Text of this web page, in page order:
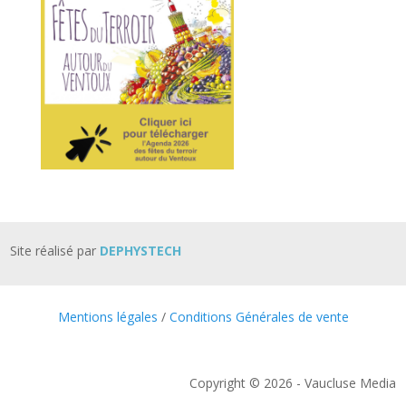
Site réalisé par DEPHYSTECH
Mentions légales / Conditions Générales de vente
Copyright © 2026 - Vaucluse Media